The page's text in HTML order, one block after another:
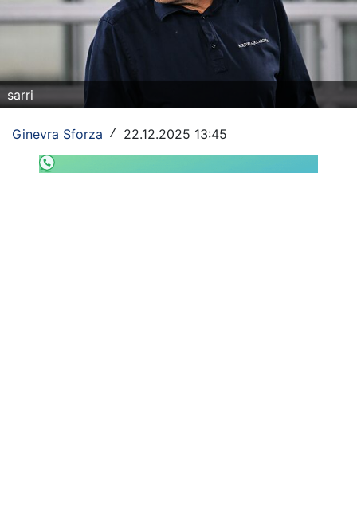
Altri Sport
Formula 1
Tennis
Vela
SHOP LAZIO
sarri
Ginevra Sforza / 22.12.2025 13:45